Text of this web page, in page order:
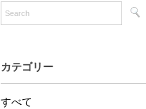
カテゴリー
すべて